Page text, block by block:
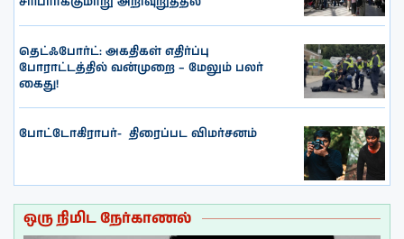
தெட்ஃபோர்ட்: அகதிகள் எதிர்ப்பு
போராட்டத்தில் வன்முறை – மேலும் பலர்
கைது!
போட்டோகிராபர்- ‌ திரைப்பட விமர்சனம்
ஒரு நிமிட நேர்காணல்